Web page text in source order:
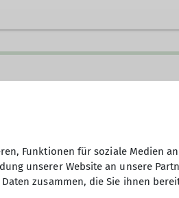
Nahezu jedes
Funktionen für soziale Medien
unserer Website an unsere
zusammen, die Sie ihnen